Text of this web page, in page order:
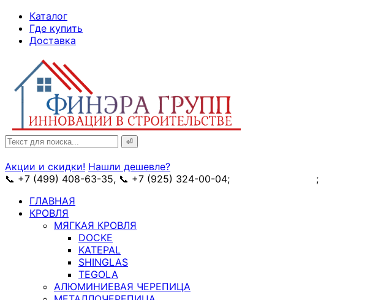
Skip
Content
Каталог
Где купить
Доставка
Search
for:
Акции и скидки! Нашли дешевле?
📞 +7 (499) 408-63-35, 📞 +7 (925) 324-00-04;
;
ГЛАВНАЯ
КРОВЛЯ
МЯГКАЯ КРОВЛЯ
DOCKE
KATEPAL
SHINGLAS
TEGOLA
АЛЮМИНИЕВАЯ ЧЕРЕПИЦА